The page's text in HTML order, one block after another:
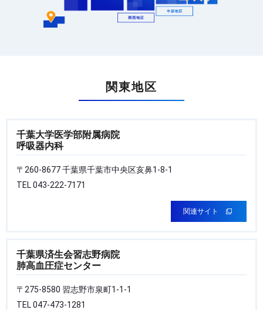
関東地区
千葉大学医学部附属病院
呼吸器内科
〒260-8677 千葉県千葉市中央区亥鼻1-8-1
TEL 043-222-7171
関連サイト
千葉県済生会習志野病院
肺高血圧症センター
〒275-8580 習志野市泉町1-1-1
TEL 047-473-1281